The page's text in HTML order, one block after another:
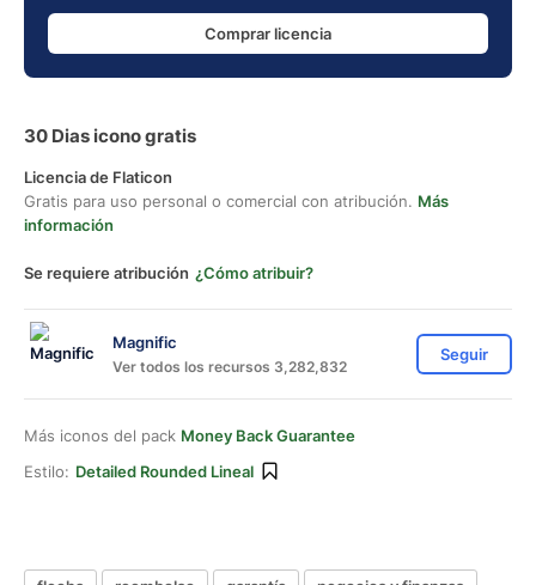
Comprar licencia
30 Dias icono gratis
Licencia de Flaticon
Gratis para uso personal o comercial con atribución. Más
información
Se requiere atribución ¿Cómo atribuir?
Magnific
Ver todos los recursos 3,282,832
Seguir
Más iconos del pack Money Back Guarantee
Estilo: Detailed Rounded Lineal